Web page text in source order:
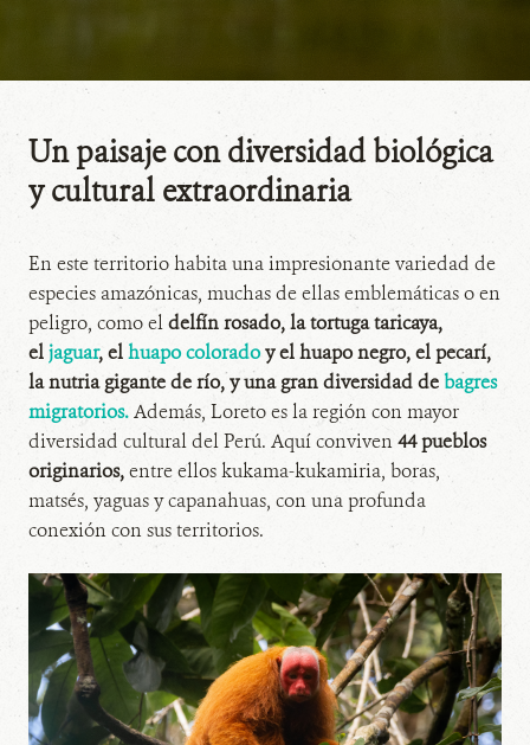
Un paisaje con diversidad biológica
y cultural extraordinaria
En este territorio habita una impresionante variedad de
especies amazónicas, muchas de ellas emblemáticas o en
peligro, como eldelfín rosado, la tortuga taricaya,
eljaguar, elhuapo coloradoy el huapo negro, el pecarí,
la nutria gigante de río, y una gran diversidad debagres
migratorios.Además, Loreto es la región con mayor
diversidad cultural del Perú. Aquí conviven44 pueblos
originarios,entre ellos kukama-kukamiria, boras,
matsés, yaguas y capanahuas, con una profunda
conexión con sus territorios.